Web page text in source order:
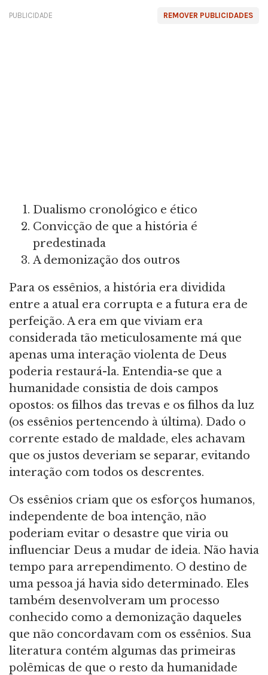
REMOVER PUBLICIDADES
PUBLICIDADE
Dualismo cronológico e ético
Convicção de que a história é
predestinada
A demonização dos outros
Para os essênios, a história era dividida
entre a atual era corrupta e a futura era de
perfeição. A era em que viviam era
considerada tão meticulosamente má que
apenas uma interação violenta de Deus
poderia restaurá-la. Entendia-se que a
humanidade consistia de dois campos
opostos: os filhos das trevas e os filhos da luz
(os essênios pertencendo à última). Dado o
corrente estado de maldade, eles achavam
que os justos deveriam se separar, evitando
interação com todos os descrentes.
Os essênios criam que os esforços humanos,
independente de boa intenção, não
poderiam evitar o desastre que viria ou
influenciar Deus a mudar de ideia. Não havia
tempo para arrependimento. O destino de
uma pessoa já havia sido determinado. Eles
também desenvolveram um processo
conhecido como a demonização daqueles
que não concordavam com os essênios. Sua
literatura contém algumas das primeiras
polêmicas de que o resto da humanidade